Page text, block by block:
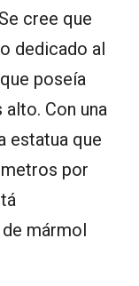
cree que
dedicado al
poseía
Con una
estatua que
metros por
mármol